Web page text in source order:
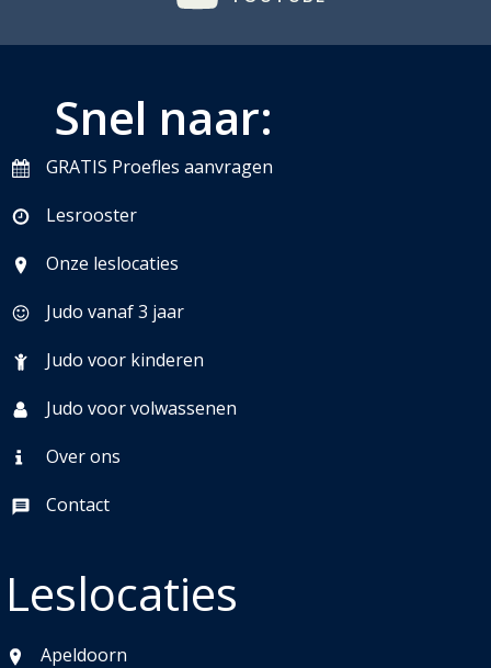
Snel naar:
GRATIS Proefles aanvragen
Lesrooster
Onze leslocaties
Judo vanaf 3 jaar
Judo voor kinderen
Judo voor volwassenen
Over ons
Contact
Leslocaties
Apeldoorn